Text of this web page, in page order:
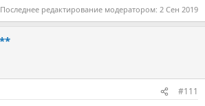
Последнее редактирование модератором: 2 Сен 2019
#111